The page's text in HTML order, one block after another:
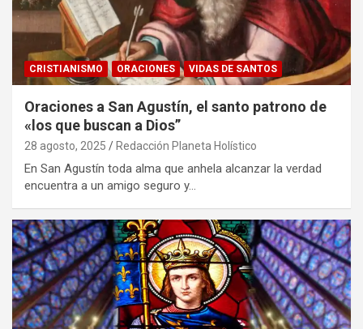
CRISTIANISMO ORACIONES VIDAS DE SANTOS
Oraciones a San Agustín, el santo patrono de
«los que buscan a Dios”
28 agosto, 2025 Redacción Planeta Holístico
En San Agustín toda alma que anhela alcanzar la verdad
encuentra a un amigo seguro y…